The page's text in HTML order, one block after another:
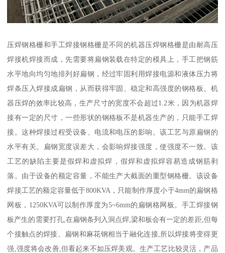
压焊钢格栅和手工焊接钢格栅是不同的机器压焊钢格栅是由耐高压
焊接机焊接而成，先需要将扁钢装载在特定的模具上，手工把钢筋
水平地向均匀地排列好扁钢，经过牢固利用焊接电源和液体压力将
焊条压入焊接成扁钢，从而获得牢固、稳定和高强度的钢格板。机
器压焊的效率比较高，生产尺寸的宽度不会超过1.2米，因为机器焊
接有一定的尺寸，一些形状的钢格板不是机器生产的，只能手工焊
接。这种焊接过程受设备、电流和电压的影响。该工艺与原扁钢的
水平有关。扁钢宽度误差大，会影响焊接强度，使强度不一致。该
工艺的缺陷主要是假焊和虚拟焊，假焊和虚拟焊容易造成钢筋剥
落。由于设备的额定容量，不能生产大截面的重型钢格栅。该设备
焊接工艺的额定容量低于800KVA，只能制作厚度小于4mm的扁钢格
网板，1250KVA可以制作厚度为5~6mm的扁钢格网板。手工焊接钢
板产生的需要打孔,在扁钢条列入洞点焊,梁和板会有一定的差距,但每
个接触点的焊接、扁钢和麻花钢相当于融化连接,所以焊接将变得更
强,强度将会改善,但看起来不如压焊美观。生产工艺比较灵活，产品